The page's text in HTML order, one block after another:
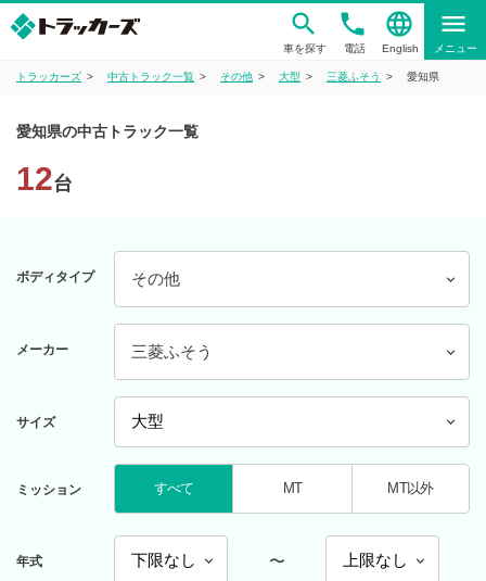
車を探す
phone
電話
language
English
menu
メニュー
トラッカーズ 中古トラック一覧 その他 大型 三菱ふそう 愛知県
愛知県の中古トラック一覧
12台
ボディタイプ その他
メーカー 三菱ふそう
サイズ
ミッション すべて MT MT以外
年式 〜